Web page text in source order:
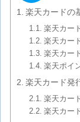
楽天カードの
楽天カー
楽天カー
楽天カー
楽天ポイ
楽天カード発
楽天カー
楽天カー